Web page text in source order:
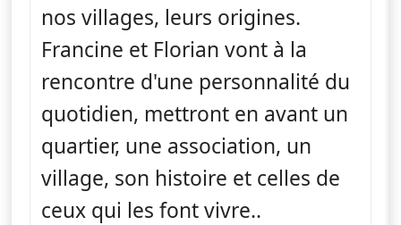
nos villages, leurs origines.
Francine et Florian vont à la
rencontre d'une personnalité du
quotidien, mettront en avant un
quartier, une association, un
village, son histoire et celles de
ceux qui les font vivre..